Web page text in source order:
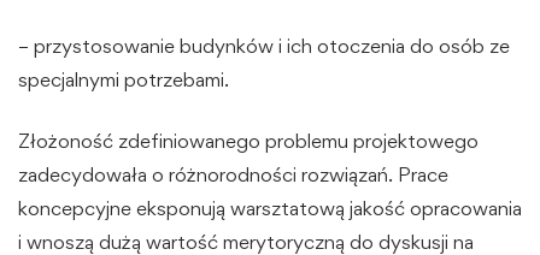
– przystosowanie budynków i ich otoczenia do osób ze
specjalnymi potrzebami.
Złożoność zdefiniowanego problemu projektowego
zadecydowała o różnorodności rozwiązań. Prace
koncepcyjne eksponują warsztatową jakość opracowania
i wnoszą dużą wartość merytoryczną do dyskusji na